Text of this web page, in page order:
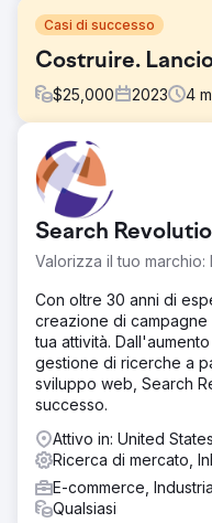
Casi di successo
Costruire.
$25,000 2023 4
Sfida
Un cliente di lunga data
telecomunicazioni, che
completa delle nostre
lanciare un nuovo
verso risultati e
questo progetto
una strategia globale,
Soluzione
Abbiamo realizzato un
aspetto del marketing:
posizionamento del
mirate e analisi delle
to-end ha garantito
soluzione di continuità.
Crescere.
Risultato
Search
Valorizza il tuo
Con oltre 30 anni di
creazione di
tua attività.
gestione di ricerche a
sviluppo web, Search
successo.
Attivo in: United States
Ricerca di mercato,
E-commerce,
Qualsiasi